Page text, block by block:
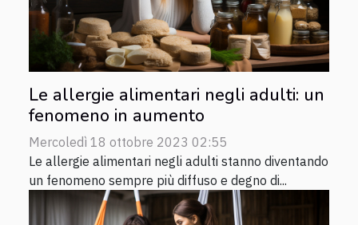
Le allergie alimentari negli adulti: un
fenomeno in aumento
Mercoledì 18 ottobre 2023 02:55
Le allergie alimentari negli adulti stanno diventando
un fenomeno sempre più diffuso e degno di...